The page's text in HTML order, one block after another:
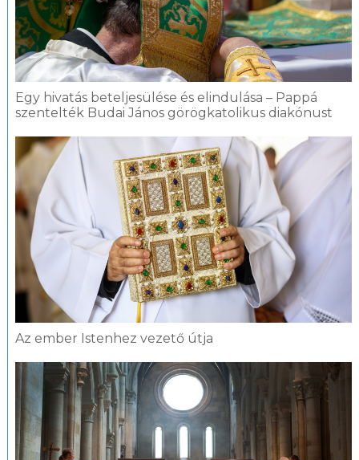
Egy hivatás beteljesülése és elindulása – Pappá
szentelték Budai János görögkatolikus diakónust
Az ember Istenhez vezető útja